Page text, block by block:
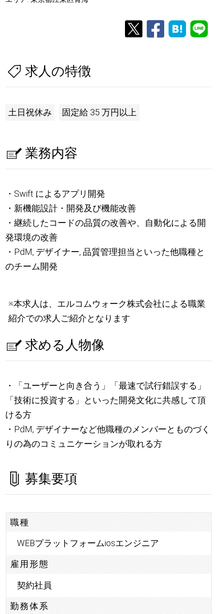
求人の特徴
土日祝休み 固定給 35 万円以上
業務内容
・Swift によるアプリ開発
・新機能設計・開発及び機能改善
・継続したコードの品質の改善や、自動化による開
発環境の改善
・PdM, デザイナー, 品質管理担当といった他職種と
のチーム開発
※本求人は、エルコムウォーク株式会社による職業
紹介での求人ご紹介となります
求める人物像
・「ユーザーと向き合う」「最速で試行錯誤する」
「技術に投資する」といった開発文化に共感して頂
ける方
・PdM, デザイナーなど他職種のメンバーとものづく
りの為のコミュニケーションが取れる方
募集要項
職種
WEBプラットフォームiosエンジニア
雇用形態
契約社員
勤務体系